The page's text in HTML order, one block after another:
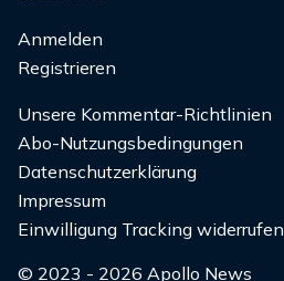
Anmelden
Registrieren
Unsere Kommentar-Richtlinien
Abo-Nutzungsbedingungen
Datenschutzerklärung
Impressum
Einwilligung Tracking widerrufen
© 2023 - 2026 Apollo News